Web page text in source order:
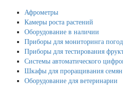
Афрометры
Камеры роста растений
Оборудование в наличии
Приборы для мониторинга
Приборы для тестирования
Системы автоматического
Шкафы для проращивания семян
Оборудование для ветеринарии